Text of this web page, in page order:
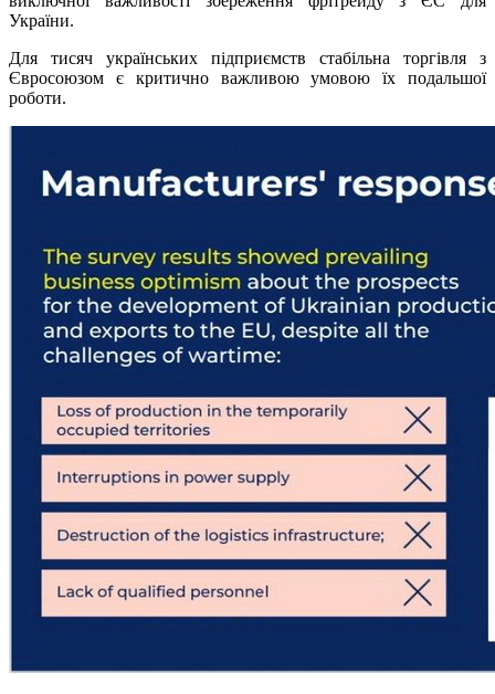
України.
Для тисяч українських підприємств стабільна торгівля з
Євросоюзом є критично важливою умовою їх подальшої
роботи.